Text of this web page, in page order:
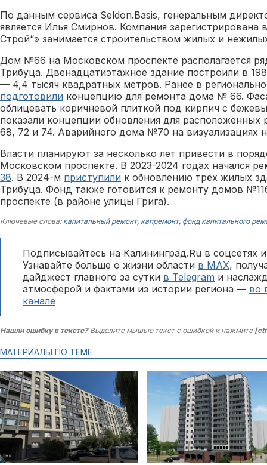
По данным сервиса Seldon.Basis, генеральным
является Илья Смирнов. Компания зарегистрирована
Строй“» занимается строительством жилых и
Дом №66 на Московском проспекте располагается
Трибуца. Двенадцатиэтажное здание построили в
— 4,4 тысяч квадратных метров. Ранее в
подготовили концепцию для ремонта дома № 66.
облицевать коричневой плиткой под кирпич с
показали концепции обновления для
68, 72 и 74. Аварийного дома №70 на визуализациях
Власти планируют за несколько лет привести в
Московском проспекте. В 2023-2024 годах начался
38. В 2024-м приступили к обновлению трёх жилых
Трибуца. Фонд также готовится к ремонту домов
проспекте (в районе улицы Грига).
Ключевые слова: капитальный ремонт, капремонт, фонд капитального
Подписывайтесь на Калининград.Ru в соцсетях
Узнавайте больше о жизни области в MAX,
дайджест главного за сутки в Telegram и
атмосферой и фактами из истории региона — во
канале
Нашли ошибку в тексте?Выделите мышью текст с ошибкой и нажмите
МАТЕРИАЛЫ ПО ТЕМЕ